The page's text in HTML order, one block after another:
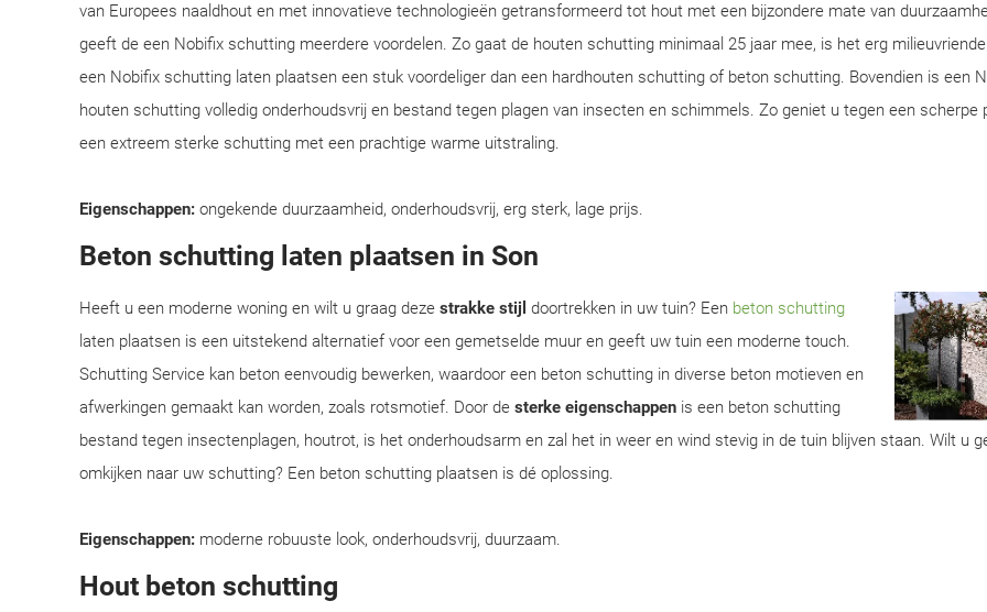
van Europees naaldhout en met innovatieve technologieën getransformeerd tot hout met een bijzondere mate van
geeft de een Nobifix schutting meerdere voordelen. Zo gaat de houten schutting minimaal 25 jaar mee, is het erg
een Nobifix schutting laten plaatsen een stuk voordeliger dan een hardhouten schutting of beton schutting. Bovendien is een
houten schutting volledig onderhoudsvrij en bestand tegen plagen van insecten en schimmels. Zo geniet u tegen een scherpe
een extreem sterke schutting met een prachtige warme uitstraling.
Eigenschappen: ongekende duurzaamheid, onderhoudsvrij, erg sterk, lage prijs.
Beton schutting laten plaatsen in Son
Heeft u een moderne woning en wilt u graag deze strakke stijl doortrekken in uw tuin? Een beton schutting
laten plaatsen is een uitstekend alternatief voor een gemetselde muur en geeft uw tuin een moderne touch.
Schutting Service kan beton eenvoudig bewerken, waardoor een beton schutting in diverse beton motieven en
afwerkingen gemaakt kan worden, zoals rotsmotief. Door de sterke eigenschappen is een beton schutting
bestand tegen insectenplagen, houtrot, is het onderhoudsarm en zal het in weer en wind stevig in de tuin blijven staan. Wilt u
omkijken naar uw schutting? Een beton schutting plaatsen is dé oplossing.
Eigenschappen: moderne robuuste look, onderhoudsvrij, duurzaam.
Hout beton schutting